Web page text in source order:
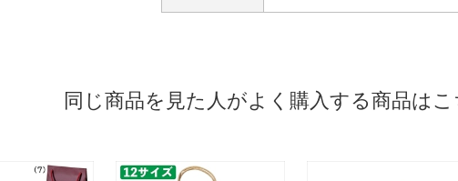
同じ商品を見た人がよく購入する商品は